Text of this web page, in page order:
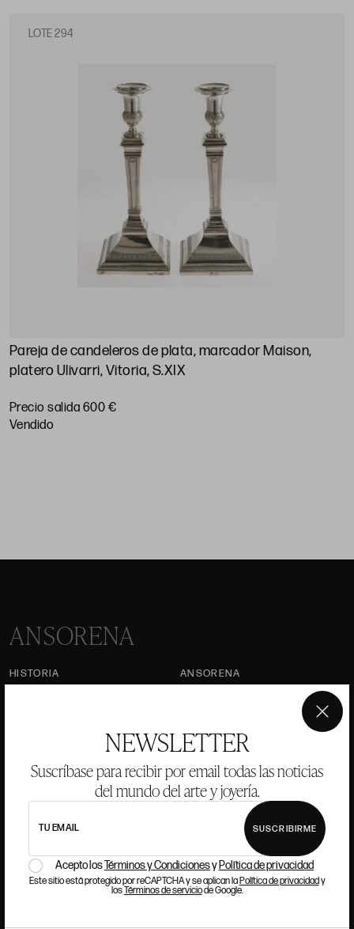
NEWSLETTER
Suscríbase para recibir por email todas las noticias
del mundo del arte y joyería.
TU EMAIL SUSCRIBIRME
Acepto losTérminos y Condicionesy Política de privacidad
Este sitio está protegido por reCAPTCHA y se aplican laPolítica de privacidady
losTérminos de serviciode Google.
×
LOTE 294
Pareja de candeleros de plata, marcador Maison,
platero Ulivarri, Vitoria, S.XIX
Precio salida 600 €
vendido
ANSORENA
HISTORIA
ANSORENA
GALERÍA
VALORACIONES
PREGUNTAS FRECUENTES
CONTACTO
DÓNDE ESTAMOS